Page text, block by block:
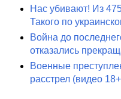
Нас убивают! Из
Такого по
Война до
отказались
Военные
расстрел (видео